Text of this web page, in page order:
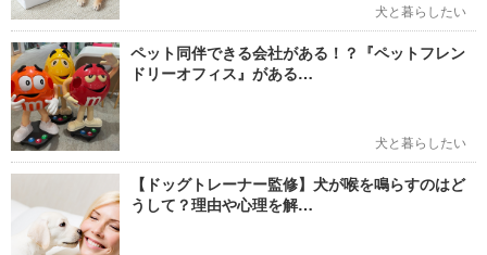
犬と暮らしたい
ペット同伴できる会社がある！？『ペットフレン
ドリーオフィス』がある…
犬と暮らしたい
【ドッグトレーナー監修】犬が喉を鳴らすのはど
うして？理由や心理を解…